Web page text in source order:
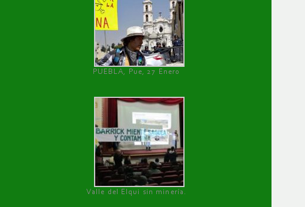
PUEBLA, Pue, 27 Enero
Valle del Elqui sin minería.